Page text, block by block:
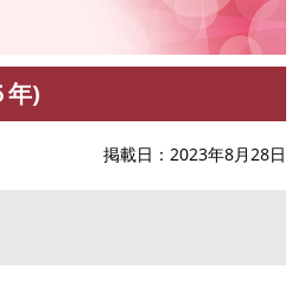
年)
掲載日 2023年8月28日